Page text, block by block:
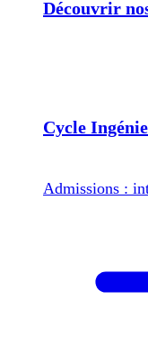
Découvrir
Cycle
Admissions :